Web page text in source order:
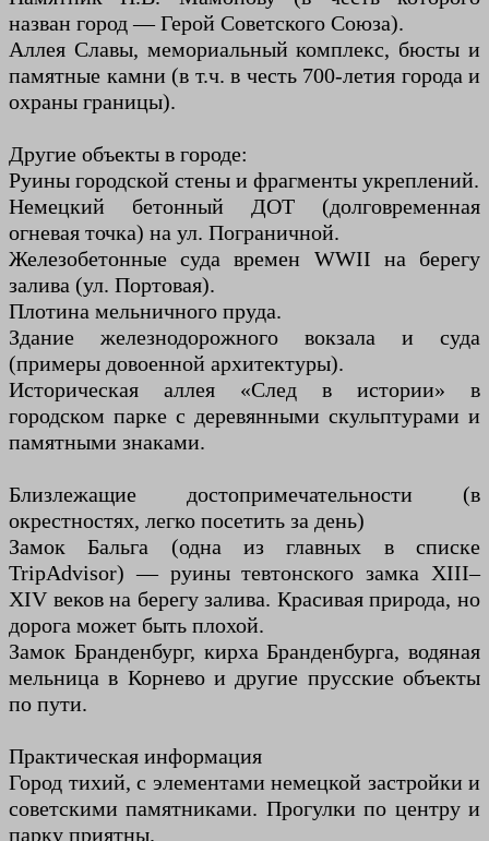
назван город — Герой Советского Союза).
Аллея Славы, мемориальный комплекс, бюсты и
памятные камни (в т.ч. в честь 700-летия города и
охраны границы).
Другие объекты в городе:
Руины городской стены и фрагменты укреплений.
Немецкий бетонный ДОТ (долговременная
огневая точка) на ул. Пограничной.
Железобетонные суда времен WWII на берегу
залива (ул. Портовая).
Плотина мельничного пруда.
Здание железнодорожного вокзала и суда
(примеры довоенной архитектуры).
Историческая аллея «След в истории» в
городском парке с деревянными скульптурами и
памятными знаками.
Близлежащие достопримечательности (в
окрестностях, легко посетить за день)
Замок Бальга (одна из главных в списке
TripAdvisor) — руины тевтонского замка XIII–
XIV веков на берегу залива. Красивая природа, но
дорога может быть плохой.
Замок Бранденбург, кирха Бранденбурга, водяная
мельница в Корнево и другие прусские объекты
по пути.
Практическая информация
Город тихий, с элементами немецкой застройки и
советскими памятниками. Прогулки по центру и
парку приятны.